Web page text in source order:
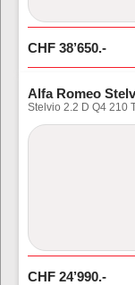
CHF 38’650.-
Alfa Romeo
Stelvio 2.2 D Q4 210
CHF 24’990.-